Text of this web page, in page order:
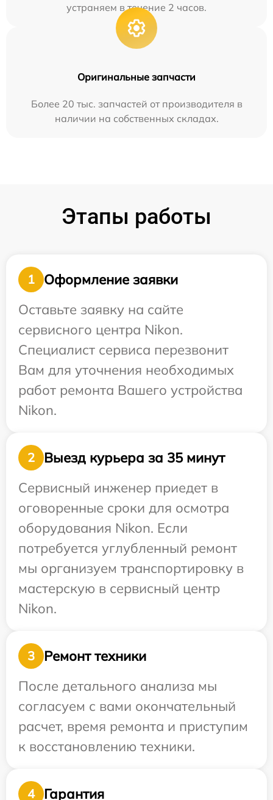
устраняем в течение 2 часов.
Оригинальные запчасти
Более 20 тыс. запчастей от производителя в
наличии на собственных складах.
Этапы работы
1
Оформление заявки
Оставьте заявку на сайте
сервисного центра Nikon.
Специалист сервиса перезвонит
Вам для уточнения необходимых
работ ремонта Вашего устройства
Nikon.
2
Выезд курьера за 35 минут
Сервисный инженер приедет в
оговоренные сроки для осмотра
оборудования Nikon. Если
потребуется углубленный ремонт
мы организуем транспортировку в
мастерскую в сервисный центр
Nikon.
3
Ремонт техники
После детального анализа мы
согласуем с вами окончательный
расчет, время ремонта и приступим
к восстановлению техники.
4 Гарантия